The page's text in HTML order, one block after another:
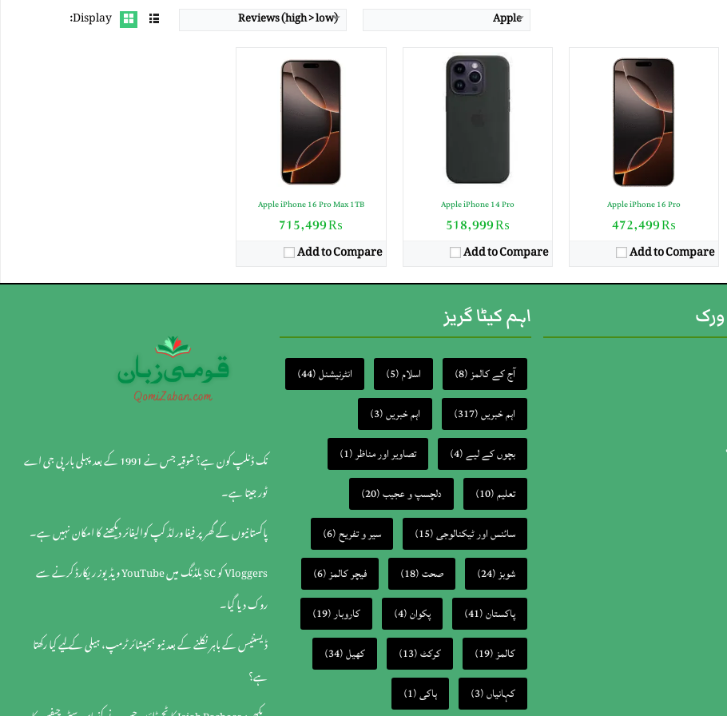
Display: Reviews (high > low) Apple
Apple iPhone 16 Pro
₨ 472,499
Add to Compare
Apple iPhone 14 Pro
₨ 518,999
Add to Compare
Apple iPhone 16 Pro Max 1TB
₨ 715,499
Add to Compare
ورک اہم کیٹا گریز
آج کے کالمز(8) اسلام(5) انٹرنیشنل(44)
اہم خبریں(317) اہم خبریں(3)
بچوں کے لیے(4) تصاویر اور مناظر(1)
تعلیم(10) دلچسپ و عجیب(20)
سائنس اور ٹیکنالوجی(15) سیر و تفریح(6)
شوبز(24) صحت(18) فیچر کالمز(6)
پاکستان(41) پکوان(4) کاروبار(19)
کالمز(19) کرکٹ(13) کھیل(34)
کہانیاں(3) ہاکی(1)
نک ڈنلپ کون ہے؟ شوقیہ جس نے 1991 کے بعد پہلی بار پی جی اے
ٹور جیتا ہے۔
پاکستانیوں کے گھر پر فیفا ورلڈ کپ کوالیفائر دیکھنے کا امکان نہیں ہے۔
Vloggers کو SC بلڈنگ میں YouTube ویڈیوز ریکارڈ کرنے سے
روک دیا گیا۔
ڈیسنٹیس کے باہر نکلنے کے بعد نیو ہیمپشائر ٹرمپ، ہیلی کے لیے کیا رکھتا
ہے؟